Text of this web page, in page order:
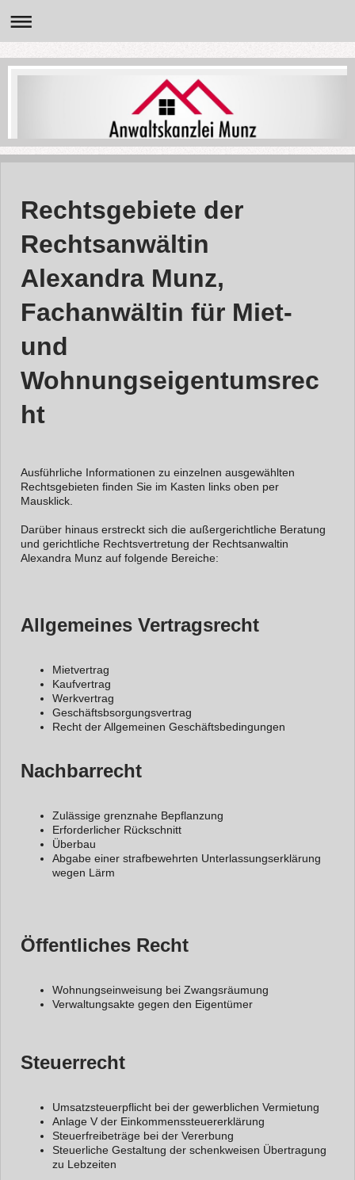
Rechtsgebiete der
Rechtsanwältin
Alexandra Munz,
Fachanwältin für Miet-
und
Wohnungseigentumsrec
ht
Ausführliche Informationen zu einzelnen ausgewählten
Rechtsgebieten finden Sie im Kasten links oben per
Mausklick.
Darüber hinaus erstreckt sich die außergerichtliche Beratung
und gerichtliche Rechtsvertretung der Rechtsanwaltin
Alexandra Munz auf folgende Bereiche:
Allgemeines Vertragsrecht
Mietvertrag
Kaufvertrag
Werkvertrag
Geschäftsbsorgungsvertrag
Recht der Allgemeinen Geschäftsbedingungen
Nachbarrecht
Zulässige grenznahe Bepflanzung
Erforderlicher Rückschnitt
Überbau
Abgabe einer strafbewehrten Unterlassungserklärung
wegen Lärm
Öffentliches Recht
Wohnungseinweisung bei Zwangsräumung
Verwaltungsakte gegen den Eigentümer
Steuerrecht
Umsatzsteuerpflicht bei der gewerblichen Vermietung
Anlage V der Einkommenssteuererklärung
Steuerfreibeträge bei der Vererbung
Steuerliche Gestaltung der schenkweisen Übertragung
zu Lebzeiten